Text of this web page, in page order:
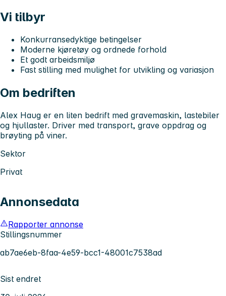
Vi tilbyr
Konkurransedyktige betingelser
Moderne kjøretøy og ordnede forhold
Et godt arbeidsmiljø
Fast stilling med mulighet for utvikling og variasjon
Om bedriften
Alex Haug er en liten bedrift med gravemaskin, lastebiler
og hjullaster. Driver med transport, grave oppdrag og
brøyting på viner.
Sektor
Privat
Annonsedata
Rapporter annonse
Stillingsnummer
ab7ae6eb-8faa-4e59-bcc1-48001c7538ad
Sist endret